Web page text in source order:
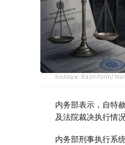
Коллаж: Kazinform/
内务部表示，自特
及法院裁决执行情况
内务部刑事执行系